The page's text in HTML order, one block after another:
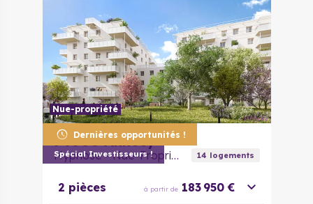
Dernières opportunités !
Spécial Investisseurs !
Nue-propriété
74000 Annecy
Hypnose - Nue-Propriété 14 logements
2 pièces à partir de 183 950 €